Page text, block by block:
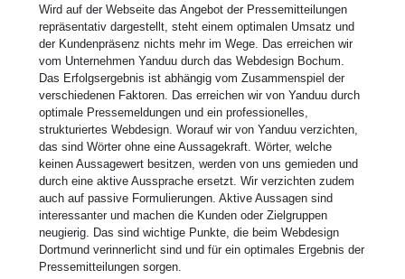
Wird auf der Webseite das Angebot der Pressemitteilungen
repräsentativ dargestellt, steht einem optimalen Umsatz und
der Kundenpräsenz nichts mehr im Wege. Das erreichen wir
vom Unternehmen Yanduu durch das Webdesign Bochum.
Das Erfolgsergebnis ist abhängig vom Zusammenspiel der
verschiedenen Faktoren. Das erreichen wir von Yanduu durch
optimale Pressemeldungen und ein professionelles,
strukturiertes Webdesign. Worauf wir von Yanduu verzichten,
das sind Wörter ohne eine Aussagekraft. Wörter, welche
keinen Aussagewert besitzen, werden von uns gemieden und
durch eine aktive Aussprache ersetzt. Wir verzichten zudem
auch auf passive Formulierungen. Aktive Aussagen sind
interessanter und machen die Kunden oder Zielgruppen
neugierig. Das sind wichtige Punkte, die beim Webdesign
Dortmund verinnerlicht sind und für ein optimales Ergebnis der
Pressemitteilungen sorgen.